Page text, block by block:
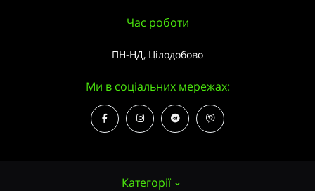
Категорії
Час роботи
ПН-НД, Цілодобово
Ми в соціальних мережах: